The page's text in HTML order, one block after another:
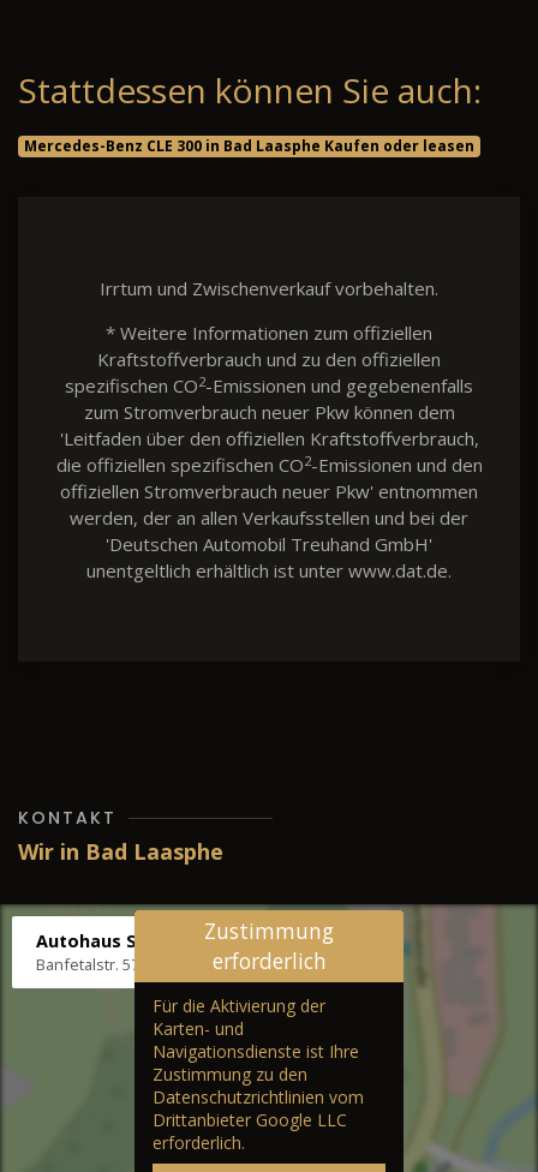
Stattdessen können Sie auch:
Mercedes-Benz CLE 300 in Bad Laasphe Kaufen oder leasen
Irrtum und Zwischenverkauf vorbehalten.
* Weitere Informationen zum offiziellen
Kraftstoffverbrauch und zu den offiziellen
spezifischen CO2-Emissionen und gegebenenfalls
zum Stromverbrauch neuer Pkw können dem
'Leitfaden über den offiziellen Kraftstoffverbrauch,
die offiziellen spezifischen CO2-Emissionen und den
offiziellen Stromverbrauch neuer Pkw' entnommen
werden, der an allen Verkaufsstellen und bei der
'Deutschen Automobil Treuhand GmbH'
unentgeltlich erhältlich ist unter www.dat.de.
KONTAKT
Wir in Bad Laasphe
Autohaus Stenger
Banfetalstr. 57, 57334 Bad Laasphe
Zustimmung
erforderlich
Für die Aktivierung der
Karten- und
Navigationsdienste ist Ihre
Zustimmung zu den
Datenschutzrichtlinien vom
Drittanbieter Google LLC
erforderlich.